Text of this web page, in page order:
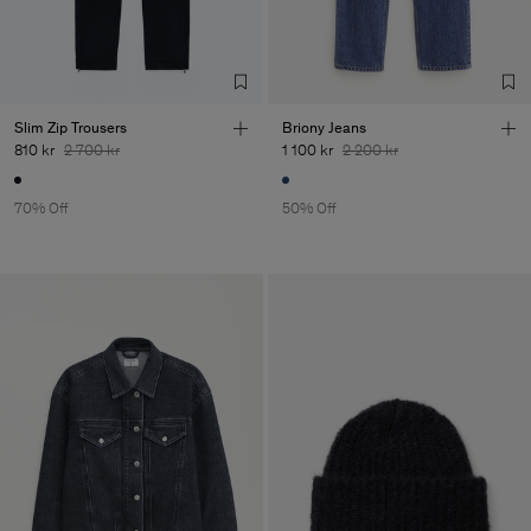
Slim Zip Trousers
810 kr 2 700 kr
70% Off
Briony Jeans
1 100 kr 2 200 kr
50% Off